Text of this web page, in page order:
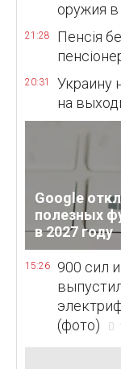
оружия
21:28
Пенсія
20:31
Украину
на
Google
полезных
в 2027 году
15:26
900 сил
(фото)